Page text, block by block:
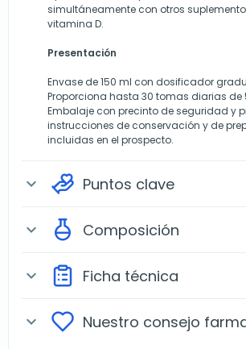
simultáneamente con otros
vitamina D.
Presentación
Envase de 150 ml con dosificador
Proporciona hasta 30 tomas diarias de
Embalaje con precinto de seguridad y
instrucciones de conservación y de
incluidas en el prospecto.
expand_more Puntos clave
expand_more Composición
expand_more Ficha técnica
expand_more Nuestro consejo